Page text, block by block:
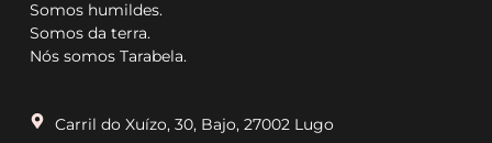
Somos humildes.
Somos da terra.
Nós somos Tarabela.
Carril do Xuízo, 30, Bajo, 27002 Lugo